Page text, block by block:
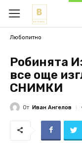
Любопитно
Робинята
все още
СНИМКИ
От Иван Ангелов